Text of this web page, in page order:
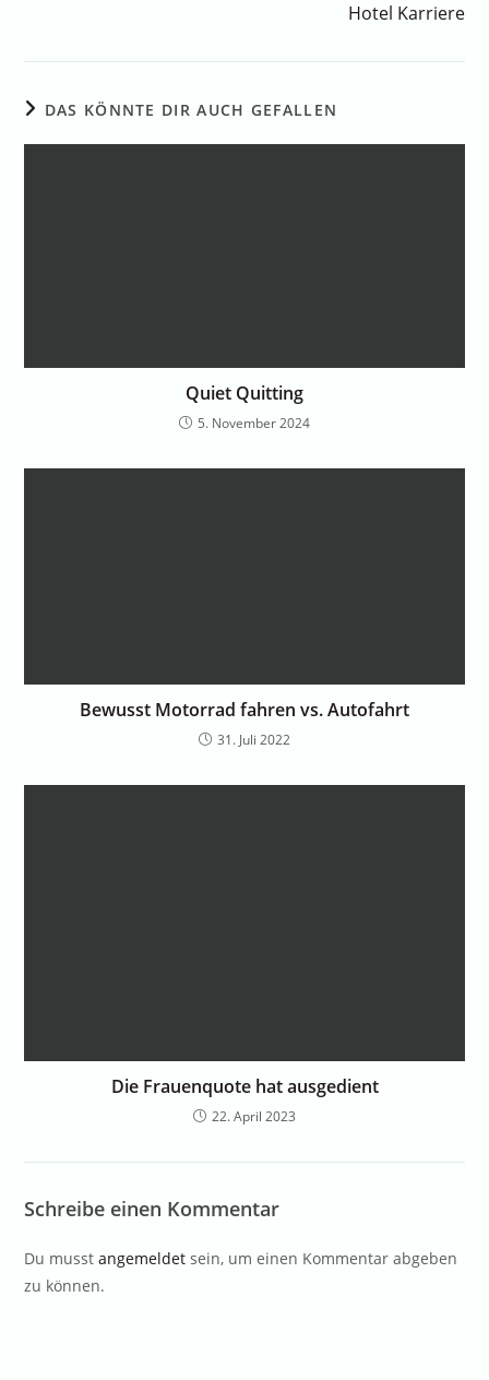
Hotel Karriere
DAS KÖNNTE DIR AUCH GEFALLEN
Quiet Quitting
5. November 2024
Bewusst Motorrad fahren vs. Autofahrt
31. Juli 2022
Die Frauenquote hat ausgedient
22. April 2023
Schreibe einen Kommentar
Du musstangemeldet sein, um einen Kommentar abgeben
zu können.